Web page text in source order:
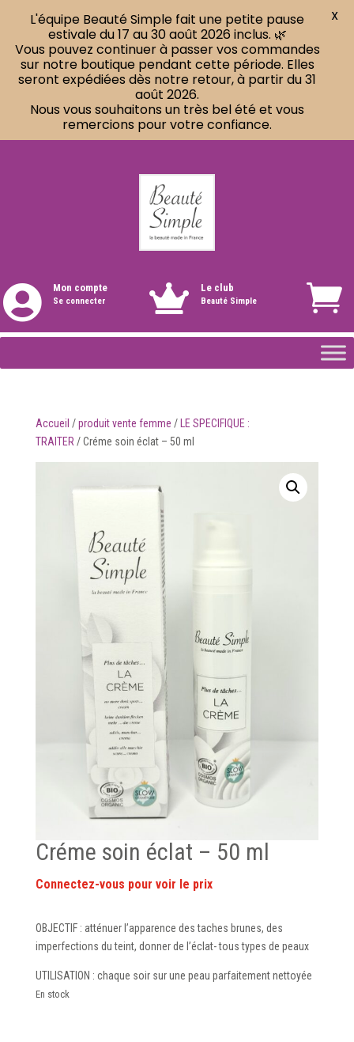
 Mon compte
Se connecter  Le club
Beauté Simple
Accueil /produit vente femme /
LE SPECIFIQUE :
TRAITER /Créme soin éclat – 50 ml
Créme soin éclat – 50 ml
OBJECTIF : atténuer l’apparence des taches brunes, des
imperfections du teint, donner de l’éclat- tous types de peaux
UTILISATION : chaque soir sur une peau parfaitement nettoyée
En stock
L'équipe Beauté Simple fait une petite pause
estivale du 17 au 30 août 2026 inclus. 🌿
Vous pouvez continuer à passer vos commandes
sur notre boutique pendant cette période. Elles
seront expédiées dès notre retour, à partir du 31
août 2026.
Nous vous souhaitons un très bel été et vous
remercions pour votre confiance.
X